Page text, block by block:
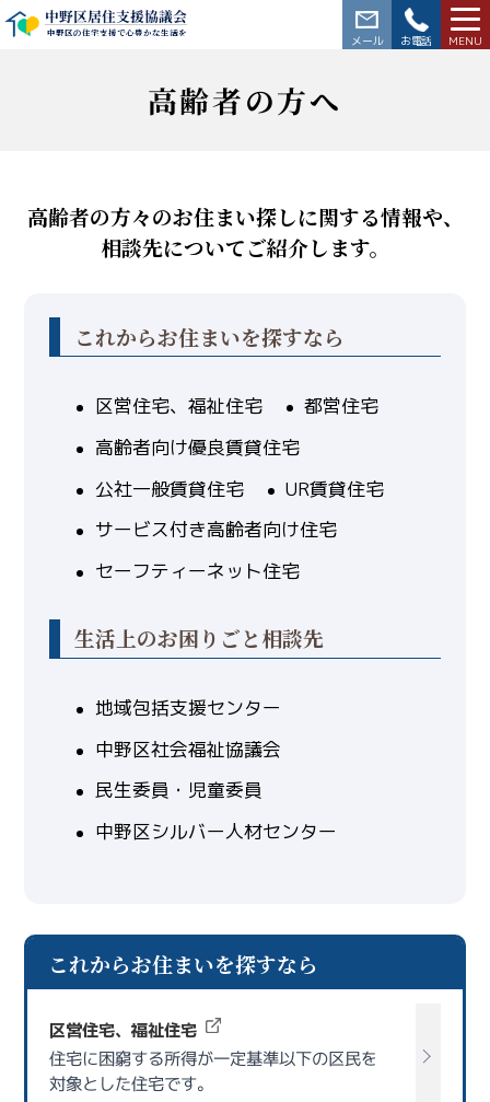
中野区居住支援協議会
中野区の住宅支援で心豊かな生活を
高齢者の方へ
高齢者の方々のお住まい探しに関する情報や、
相談先についてご紹介します。
これからお住まいを探すなら
区営住宅、福祉住宅
都営住宅
高齢者向け優良賃貸住宅
公社一般賃貸住宅
UR賃貸住宅
サービス付き高齢者向け住宅
セーフティーネット住宅
生活上のお困りごと相談先
地域包括支援センター
中野区社会福祉協議会
民生委員・児童委員
中野区シルバー人材センター
これからお住まいを探すなら
区営住宅、福祉住宅
住宅に困窮する所得が一定基準以下の区民を
対象とした住宅です。